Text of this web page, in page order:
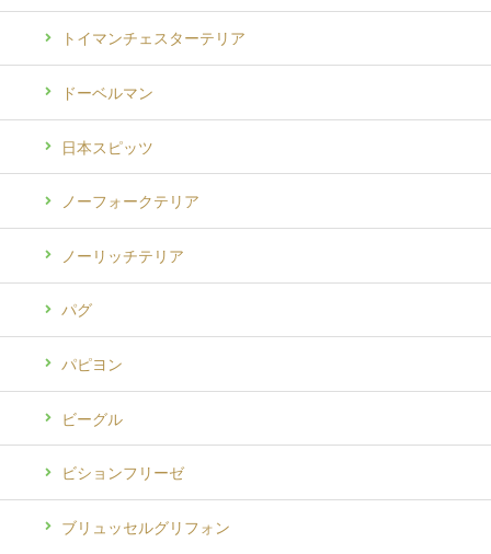
トイマンチェスターテリア
ドーベルマン
日本スピッツ
ノーフォークテリア
ノーリッチテリア
パグ
パピヨン
ビーグル
ビションフリーゼ
ブリュッセルグリフォン